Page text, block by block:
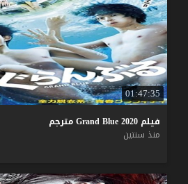
01:47:35
فيلم GrandBlue2020
مترجم
منذ سنتين